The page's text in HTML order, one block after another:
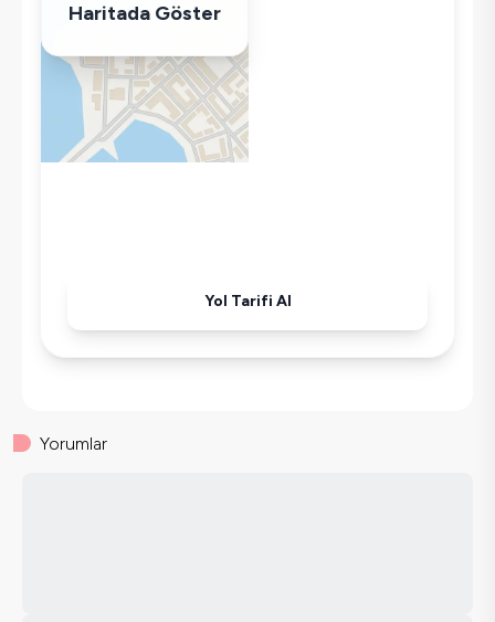
Kettle
Havuz-Bahçe Bakımı
Haritada Göster
Yol Tarifi Al
Yorumlar